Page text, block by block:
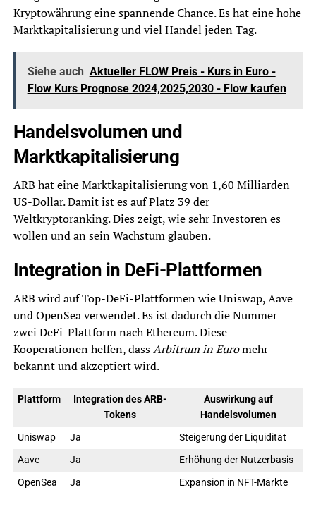
Kryptowährung eine spannende Chance. Es hat eine hohe
Marktkapitalisierung und viel Handel jeden Tag.
Siehe auch Aktueller FLOW Preis - Kurs in Euro -
Flow Kurs Prognose 2024,2025,2030 - Flow kaufen
Handelsvolumen und
Marktkapitalisierung
ARB hat eine Marktkapitalisierung von 1,60 Milliarden
US-Dollar. Damit ist es auf Platz 39 der
Weltkryptoranking. Dies zeigt, wie sehr Investoren es
wollen und an sein Wachstum glauben.
Integration in DeFi-Plattformen
ARB wird auf Top-DeFi-Plattformen wie Uniswap, Aave
und OpenSea verwendet. Es ist dadurch die Nummer
zwei DeFi-Plattform nach Ethereum. Diese
Kooperationen helfen, dassArbitrum in Euromehr
bekannt und akzeptiert wird.
Plattform
Integration des ARB-
Tokens
Auswirkung auf
Handelsvolumen
Uniswap
Ja
Steigerung der Liquidität
Aave
Ja
Erhöhung der Nutzerbasis
OpenSea
Ja Expansion in NFT-Märkte